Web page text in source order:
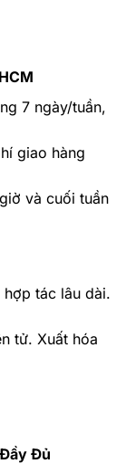
7 ngày/tuần,
giao hàng
và cuối tuần
tác lâu dài.
tử. Xuất hóa
Đủ